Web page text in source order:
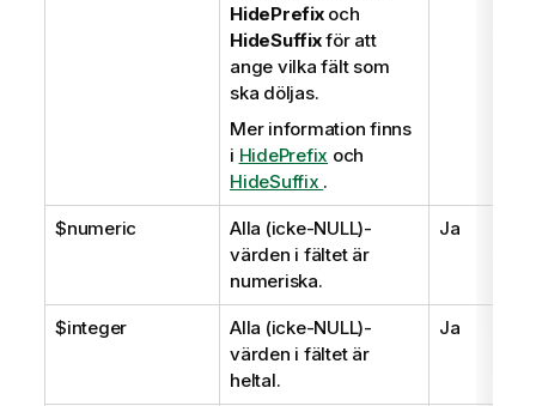
HidePrefixoch
HideSuffixför att
ange vilka fält som
ska döljas.
Mer information finns
i HidePrefix och
HideSuffix .
$numeric Alla (icke-NULL)-
värden i fältet är
numeriska.
Ja
$integer Alla (icke-NULL)-
värden i fältet är
heltal.
Ja